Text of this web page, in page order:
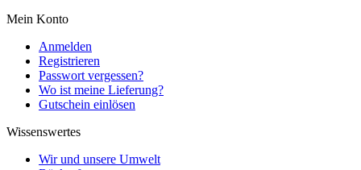
Mein Konto
Anmelden
Registrieren
Passwort vergessen?
Wo ist meine Lieferung?
Gutschein einlösen
Wissenswertes
Wir und unsere Umwelt